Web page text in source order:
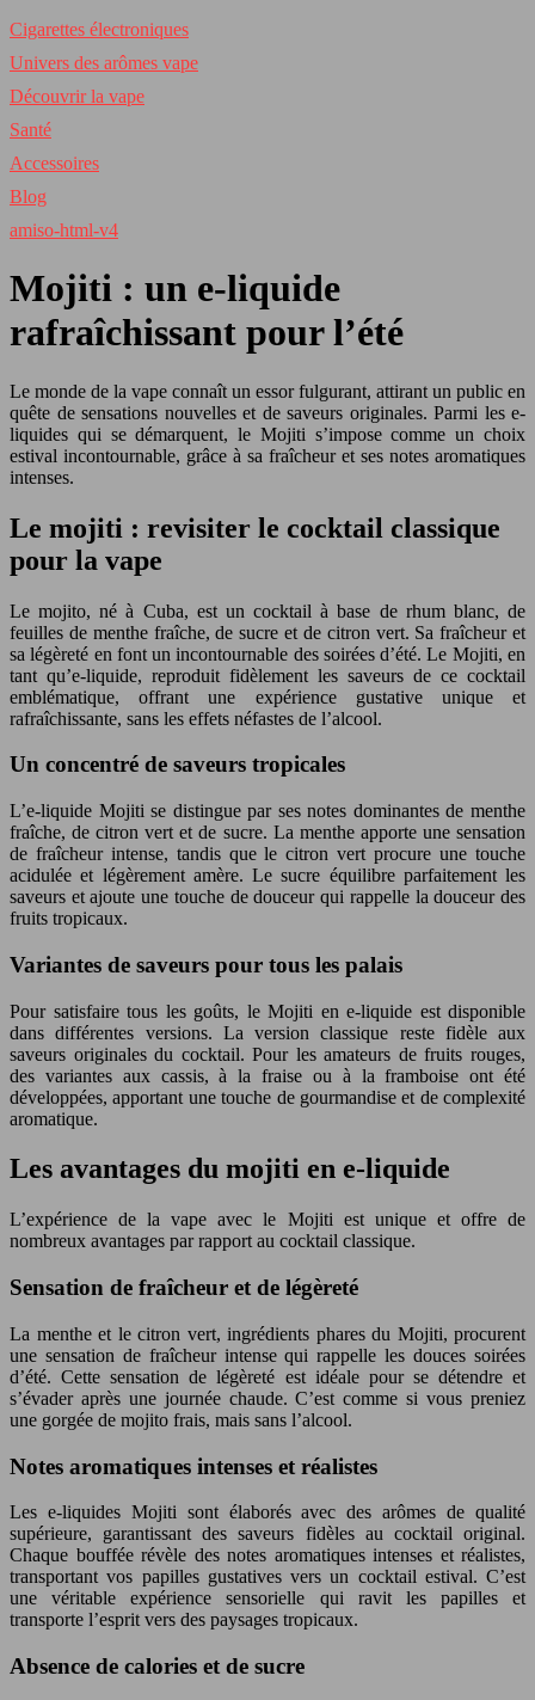
Cigarettes électroniques
Univers des arômes vape
Découvrir la vape
Santé
Accessoires
Blog
amiso-html-v4
Mojiti : un e-liquide
rafraîchissant pour l’été
Le monde de la vape connaît un essor fulgurant, attirant un public en
quête de sensations nouvelles et de saveurs originales. Parmi les e-
liquides qui se démarquent, le Mojiti s’impose comme un choix
estival incontournable, grâce à sa fraîcheur et ses notes aromatiques
intenses.
Le mojiti : revisiter le cocktail classique
pour la vape
Le mojito, né à Cuba, est un cocktail à base de rhum blanc, de
feuilles de menthe fraîche, de sucre et de citron vert. Sa fraîcheur et
sa légèreté en font un incontournable des soirées d’été. Le Mojiti, en
tant qu’e-liquide, reproduit fidèlement les saveurs de ce cocktail
emblématique, offrant une expérience gustative unique et
rafraîchissante, sans les effets néfastes de l’alcool.
Un concentré de saveurs tropicales
L’e-liquide Mojiti se distingue par ses notes dominantes de menthe
fraîche, de citron vert et de sucre. La menthe apporte une sensation
de fraîcheur intense, tandis que le citron vert procure une touche
acidulée et légèrement amère. Le sucre équilibre parfaitement les
saveurs et ajoute une touche de douceur qui rappelle la douceur des
fruits tropicaux.
Variantes de saveurs pour tous les palais
Pour satisfaire tous les goûts, le Mojiti en e-liquide est disponible
dans différentes versions. La version classique reste fidèle aux
saveurs originales du cocktail. Pour les amateurs de fruits rouges,
des variantes aux cassis, à la fraise ou à la framboise ont été
développées, apportant une touche de gourmandise et de complexité
aromatique.
Les avantages du mojiti en e-liquide
L’expérience de la vape avec le Mojiti est unique et offre de
nombreux avantages par rapport au cocktail classique.
Sensation de fraîcheur et de légèreté
La menthe et le citron vert, ingrédients phares du Mojiti, procurent
une sensation de fraîcheur intense qui rappelle les douces soirées
d’été. Cette sensation de légèreté est idéale pour se détendre et
s’évader après une journée chaude. C’est comme si vous preniez
une gorgée de mojito frais, mais sans l’alcool.
Notes aromatiques intenses et réalistes
Les e-liquides Mojiti sont élaborés avec des arômes de qualité
supérieure, garantissant des saveurs fidèles au cocktail original.
Chaque bouffée révèle des notes aromatiques intenses et réalistes,
transportant vos papilles gustatives vers un cocktail estival. C’est
une véritable expérience sensorielle qui ravit les papilles et
transporte l’esprit vers des paysages tropicaux.
Absence de calories et de sucre